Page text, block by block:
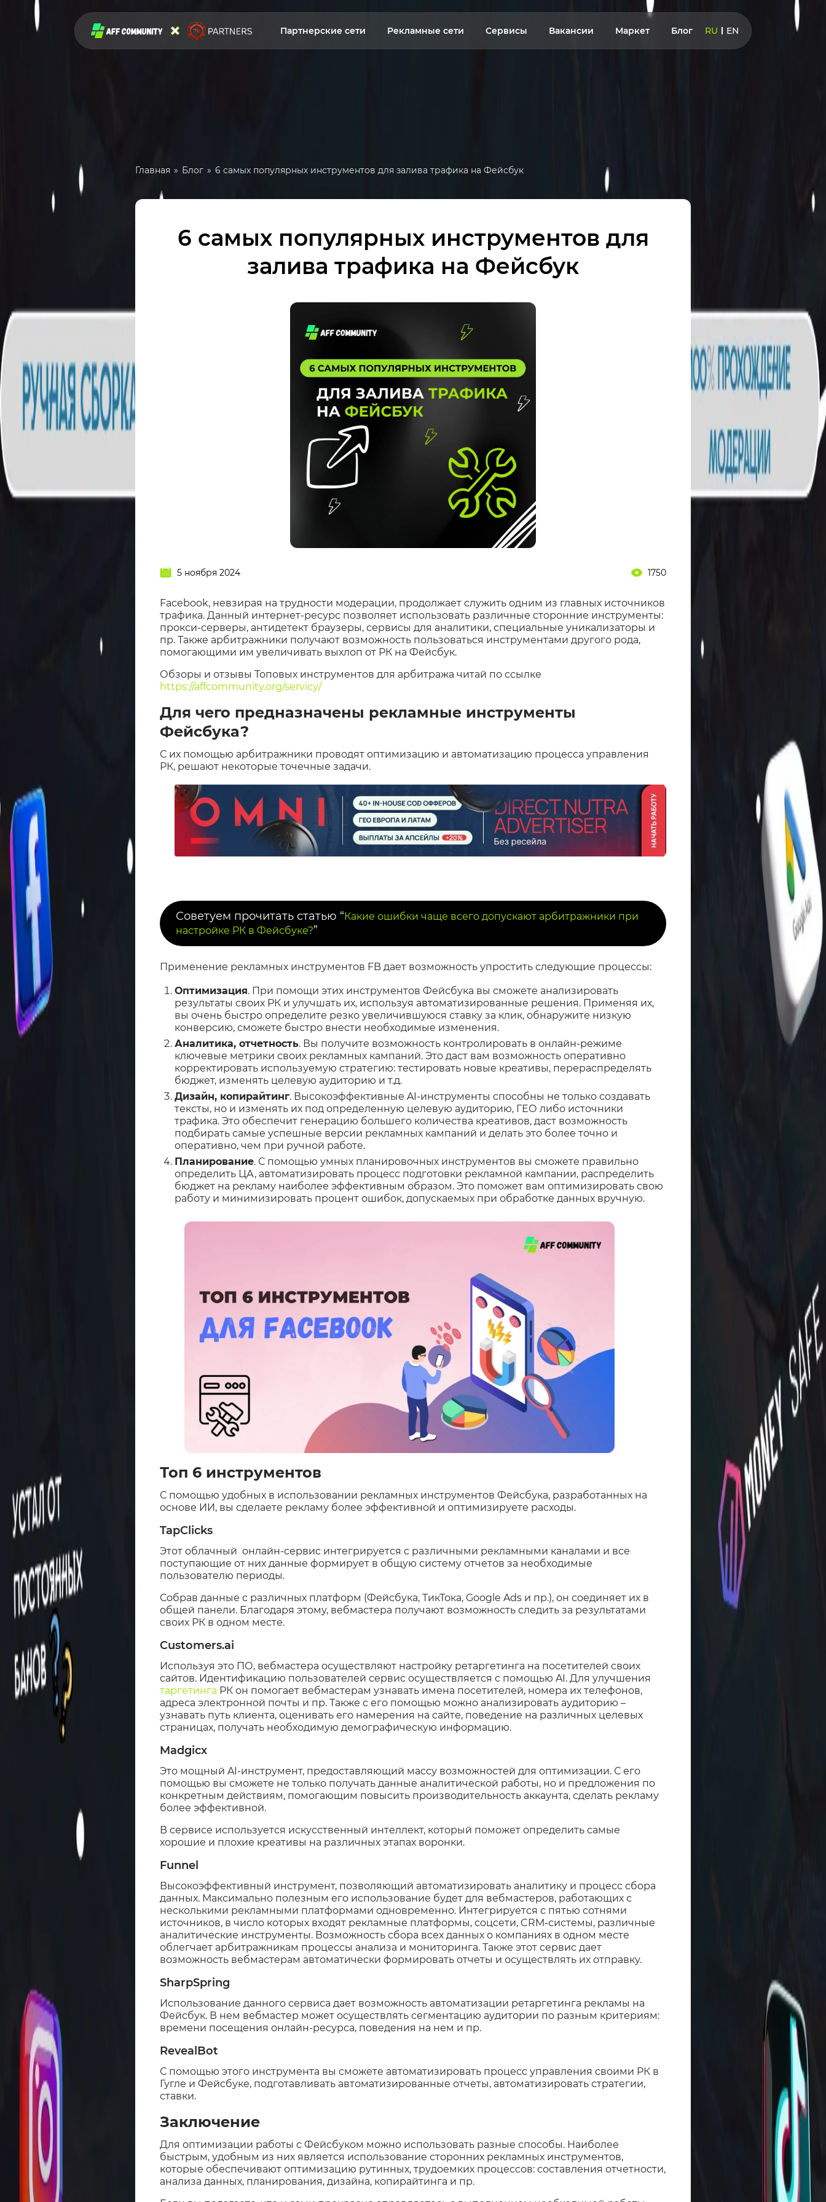
Партнерские сети Рекламные сети Сервисы Вакансии Маркет Блог RU EN
Главная Блог 6 самых популярных инструментов для залива трафика на Фейсбук
6 самых популярных инструментов для
залива трафика на Фейсбук
5 ноября 2024 1750
Facebook, невзирая на трудности модерации, продолжает служить одним из главных источников
трафика. Данный интернет-ресурс позволяет использовать различные сторонние инструменты:
прокси-серверы, антидетект браузеры, сервисы для аналитики, специальные уникализаторы и
пр. Также арбитражники получают возможность пользоваться инструментами другого рода,
помогающими им увеличивать выхлоп от РК на Фейсбук.
Обзоры и отзывы Топовых инструментов для арбитража читай по ссылке
https://affcommunity.org/servicy/
Для чего предназначены рекламные инструменты
Фейсбука?
С их помощью арбитражники проводят оптимизацию и автоматизацию процесса управления
РК, решают некоторые точечные задачи.
Советуем прочитать статью “Какие ошибки чаще всего допускают арбитражники при
настройке РК в Фейсбуке?”
Применение рекламных инструментов FB дает возможность упростить следующие процессы:
Оптимизация. При помощи этих инструментов Фейсбука вы сможете анализировать
результаты своих РК и улучшать их, используя автоматизированные решения. Применяя их,
вы очень быстро определите резко увеличившуюся ставку за клик, обнаружите низкую
конверсию, сможете быстро внести необходимые изменения.
Аналитика, отчетность. Вы получите возможность контролировать в онлайн-режиме
ключевые метрики своих рекламных кампаний. Это даст вам возможность оперативно
корректировать используемую стратегию: тестировать новые креативы, перераспределять
бюджет, изменять целевую аудиторию и т.д.
Дизайн, копирайтинг. Высокоэффективные AI-инструменты способны не только создавать
тексты, но и изменять их под определенную целевую аудиторию, ГЕО либо источники
трафика. Это обеспечит генерацию большего количества креативов, даст возможность
подбирать самые успешные версии рекламных кампаний и делать это более точно и
оперативно, чем при ручной работе.
Планирование. С помощью умных планировочных инструментов вы сможете правильно
определить ЦА, автоматизировать процесс подготовки рекламной кампании, распределить
бюджет на рекламу наиболее эффективным образом. Это поможет вам оптимизировать свою
работу и минимизировать процент ошибок, допускаемых при обработке данных вручную.
Топ 6 инструментов
С помощью удобных в использовании рекламных инструментов Фейсбука, разработанных на
основе ИИ, вы сделаете рекламу более эффективной и оптимизируете расходы.
TapClicks
Этот облачный онлайн-сервис интегрируется с различными рекламными каналами и все
поступающие от них данные формирует в общую систему отчетов за необходимые
пользователю периоды.
Собрав данные с различных платформ (Фейсбука, ТикТока, Google Ads и пр.), он соединяет их в
общей панели. Благодаря этому, вебмастера получают возможность следить за результатами
своих РК в одном месте.
Customers.ai
Используя это ПО, вебмастера осуществляют настройку ретаргетинга на посетителей своих
сайтов. Идентификацию пользователей сервис осуществляется с помощью AI. Для улучшения
таргетинга РК он помогает вебмастерам узнавать имена посетителей, номера их телефонов,
адреса электронной почты и пр. Также с его помощью можно анализировать аудиторию –
узнавать путь клиента, оценивать его намерения на сайте, поведение на различных целевых
страницах, получать необходимую демографическую информацию.
Madgicx
Это мощный AI-инструмент, предоставляющий массу возможностей для оптимизации. С его
помощью вы сможете не только получать данные аналитической работы, но и предложения по
конкретным действиям, помогающим повысить производительность аккаунта, сделать рекламу
более эффективной.
В сервисе используется искусственный интеллект, который поможет определить самые
хорошие и плохие креативы на различных этапах воронки.
Funnel
Высокоэффективный инструмент, позволяющий автоматизировать аналитику и процесс сбора
данных. Максимально полезным его использование будет для вебмастеров, работающих с
несколькими рекламными платформами одновременно. Интегрируется с пятью сотнями
источников, в число которых входят рекламные платформы, соцсети, CRM-системы, различные
аналитические инструменты. Возможность сбора всех данных о компаниях в одном месте
облегчает арбитражникам процессы анализа и мониторинга. Также этот сервис дает
возможность вебмастерам автоматически формировать отчеты и осуществлять их отправку.
SharpSpring
Использование данного сервиса дает возможность автоматизации ретаргетинга рекламы на
Фейсбук. В нем вебмастер может осуществлять сегментацию аудитории по разным критериям:
времени посещения онлайн-ресурса, поведения на нем и пр.
RevealBot
С помощью этого инструмента вы сможете автоматизировать процесс управления своими РК в
Гугле и Фейсбуке, подготавливать автоматизированные отчеты, автоматизировать стратегии,
ставки.
Заключение
Для оптимизации работы с Фейсбуком можно использовать разные способы. Наиболее
быстрым, удобным из них является использование сторонних рекламных инструментов,
которые обеспечивают оптимизацию рутинных, трудоемких процессов: составления отчетности,
анализа данных, планирования, дизайна, копирайтинга и пр.